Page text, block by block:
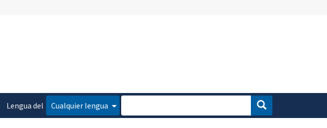
Lengua del
Cualquier lengua